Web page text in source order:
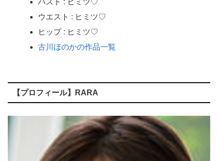
ウエスト : ヒミツ♡
ヒップ : ヒミツ♡
古川ほのかの作品一覧
【プロフィール】RARA